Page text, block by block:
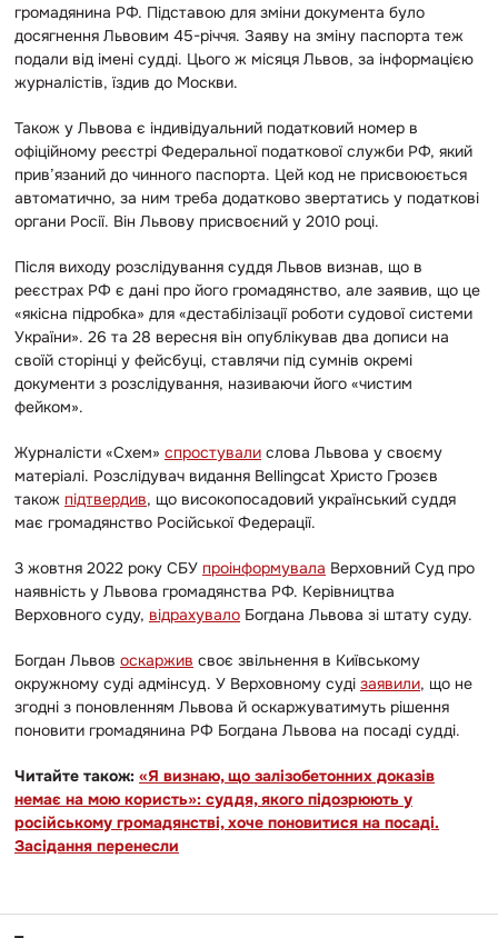
громадянина РФ. Підставою для зміни документа було
досягнення Львовим 45-річчя. Заяву на зміну паспорта теж
подали від імені судді. Цього ж місяця Львов, за інформацією
журналістів, їздив до Москви.
Також у Львова є індивідуальний податковий номер в
офіційному реєстрі Федеральної податкової служби РФ, який
прив’язаний до чинного паспорта. Цей код не присвоюється
автоматично, за ним треба додатково звертатись у податкові
органи Росії. Він Львову присвоєний у 2010 році.
Після виходу розслідування суддя Львов визнав, що в
реєстрах РФ є дані про його громадянство, але заявив, що це
«якісна підробка» для «дестабілізації роботи судової системи
України». 26 та 28 вересня він опублікував два дописи на
своїй сторінці у фейсбуці, ставлячи під сумнів окремі
документи з розслідування, називаючи його «чистим
фейком».
Журналісти «Схем» спростували слова Львова у своєму
матеріалі. Розслідувач видання Bellingcat Христо Грозєв
також підтвердив, що високопосадовий український суддя
має громадянство Російської Федерації.
3 жовтня 2022 року СБУ проінформувала Верховний Суд про
наявність у Львова громадянства РФ. Керівництва
Верховного суду, відрахувало Богдана Львова зі штату суду.
Богдан Львов оскаржив своє звільнення в Київському
окружному суді адмінсуд. У Верховному суді заявили, що не
згодні з поновленням Львова й оскаржуватимуть рішення
поновити громадянина РФ Богдана Львова на посаді судді.
Читайте також: «Я визнаю, що залізобетонних доказів
немає на мою користь»: суддя, якого підозрюють у
російському громадянстві, хоче поновитися на посаді.
Засідання перенесли